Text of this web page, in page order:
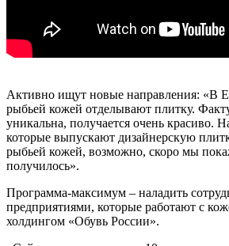
Активно ищут новые направления: «В
рыбьей кожей отделывают плитку.
уникальна, получается очень красиво.
которые выпускают дизайнерскую
рыбьей кожей, возможно, скоро мы
получилось».
Программа-максимум – наладить
предприятиями, которые работают с
холдингом «Обувь России».